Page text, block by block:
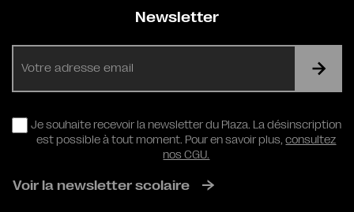
Newsletter
RGPD
Je souhaite recevoir la newsletter du Plaza. La désinscription
est possible à tout moment. Pour en savoir plus,consultez
nos CGU.
Voir la newsletter scolaire